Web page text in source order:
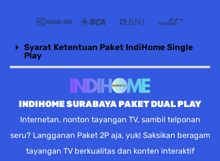
Syarat Ketentuan Paket IndiHome Single
Play
INDIHOME SURABAYA PAKET DUAL PLAY
Internetan, nonton tayangan TV, sambil telponan
seru? Langganan Paket 2P aja, yuk! Saksikan beragam
tayangan TV berkualitas dan konten interaktif